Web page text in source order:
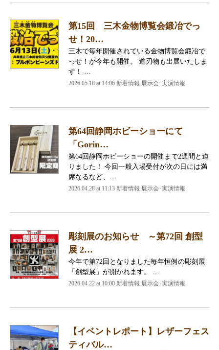
第15回 三木金物博覧会鍛冶でっ
せ！20…
三木で毎年開催されている金物博覧会鍛冶で
っせ！が今年も開催。 道刃物も出展いたしま
す！ …
2026.05.18 at 14:06 新着情報 展示会･実演情報
第64回静岡ホビーショーにて
「Gorin…
第64回静岡ホビーショーの開催まで2週間と迫
りました！ 今回一般入場受付が次の日には満
席なるなど、…
2026.04.28 at 11:13 新着情報 展示会･実演情報
彫刻展のお知らせ ～第72回 創型
展 2…
今年で第72回となりました毎年恒例の彫刻展
「創型展」が開かれます。 …
2026.04.22 at 10:00 新着情報 展示会･実演情報
【イベントレポート】レザーフェス
ティバル…